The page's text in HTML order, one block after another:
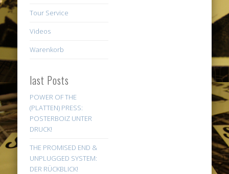
Tour Service
Videos
Warenkorb
last Posts
POWER OF THE
(PLATTEN) PRESS:
POSTERBOIZ UNTER
DRUCK!
THE PROMISED END &
UNPLUGGED SYSTEM:
DER RÜCKBLICK!